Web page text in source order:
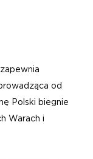
od
Polski biegnie
Warach i